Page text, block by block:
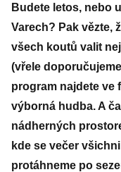
Budete letos, nebo
Varech? Pak vězte,
všech koutů valit
(vřele
program najdete ve
výborná hudba. A
nádherných
kde se večer
protáhneme po